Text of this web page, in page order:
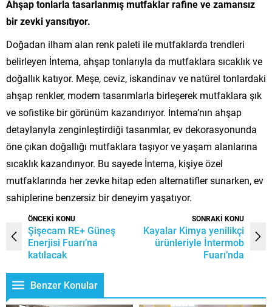
Ahşap tonlarla tasarlanmış mutfaklar rafine ve zamansız
bir zevki yansıtıyor.
Doğadan ilham alan renk paleti ile mutfaklarda trendleri
belirleyen İntema, ahşap tonlarıyla da mutfaklara sıcaklık ve
doğallık katıyor. Meşe, ceviz, iskandinav ve natürel tonlardaki
ahşap renkler, modern tasarımlarla birleşerek mutfaklara şık
ve sofistike bir görünüm kazandırıyor. İntema’nın ahşap
detaylarıyla zenginleştirdiği tasarımlar, ev dekorasyonunda
öne çıkan doğallığı mutfaklara taşıyor ve yaşam alanlarına
sıcaklık kazandırıyor. Bu sayede İntema, kişiye özel
mutfaklarında her zevke hitap eden alternatifler sunarken, ev
sahiplerine benzersiz bir deneyim yaşatıyor.
ÖNCEKİ KONU
Şişecam RE+ Güneş
Enerjisi Fuarı’na
katılacak
SONRAKİ KONU
Kayalar Kimya yenilikçi
ürünleriyle İntermob
Fuarı’nda
Benzer Konular